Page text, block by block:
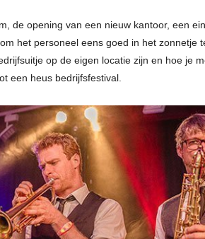
de opening van een nieuw kantoor, een
het personeel eens goed in het zonnetje
op de eigen locatie zijn en hoe je
een heus bedrijfsfestival.